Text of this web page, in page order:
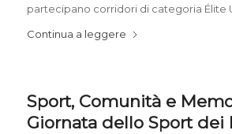
partecipano corridori di categoria Élite
Continua a leggere
Sport, Comunità e
Giornata dello Sport dei